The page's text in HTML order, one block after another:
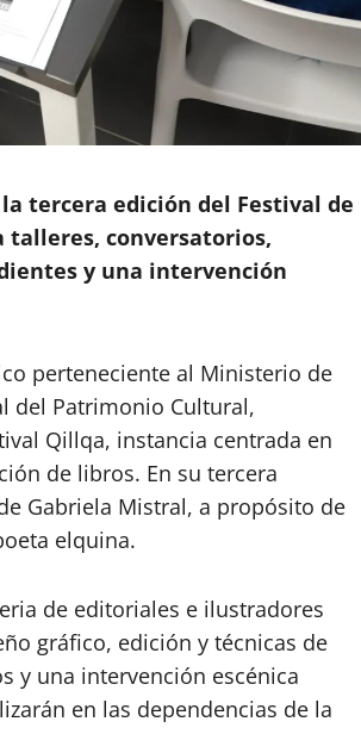
tercera edición del Festival de
talleres, conversatorios,
y una intervención
perteneciente al Ministerio de
del Patrimonio Cultural,
Qillqa, instancia centrada en
de libros. En su tercera
Gabriela Mistral, a propósito de
elquina.
de editoriales e ilustradores
gráfico, edición y técnicas de
y una intervención escénica
en las dependencias de la